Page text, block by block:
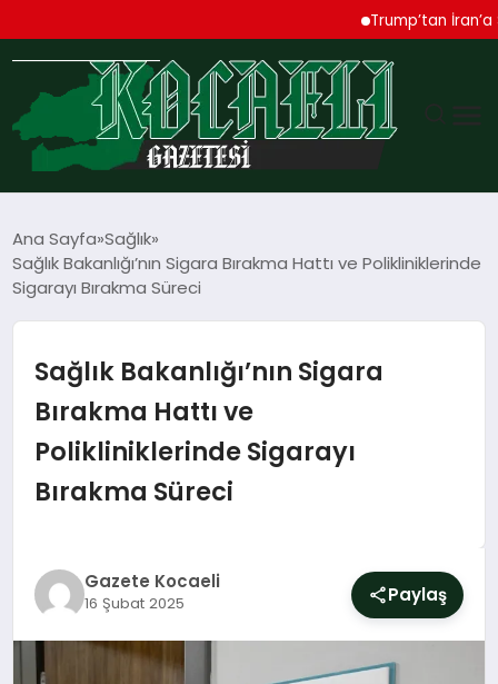
Trump’tan İran’a
TEKNOLOJI
SPOR
MAGAZIN
YAŞAM
Ana Sayfa Sağlık
Sağlık Bakanlığı’nın Sigara Bırakma Hattı ve Polikliniklerinde
Sigarayı Bırakma Süreci
Sağlık Bakanlığı’nın Sigara
Bırakma Hattı ve
Polikliniklerinde Sigarayı
Bırakma Süreci
Gazete Kocaeli
16 Şubat 2025 Paylaş